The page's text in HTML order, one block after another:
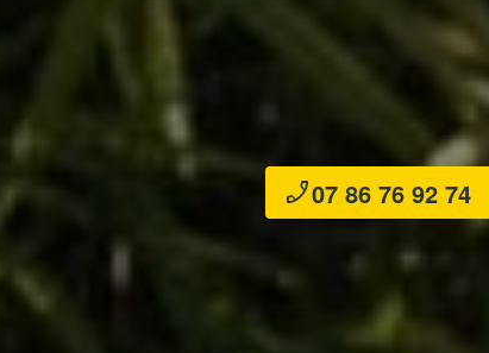
phone_enabled07 86 76 92 74